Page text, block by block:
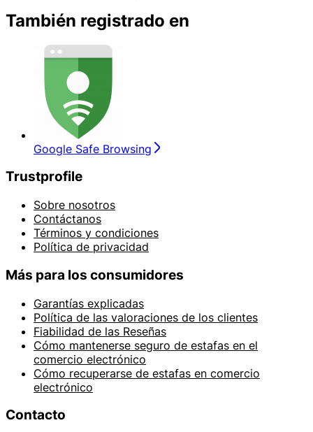
También registrado en
Google Safe Browsing
Trustprofile
Sobre nosotros
Contáctanos
Términos y condiciones
Política de privacidad
Más para los consumidores
Garantías explicadas
Política de las valoraciones de los clientes
Fiabilidad de las Reseñas
Cómo mantenerse seguro de estafas en el
comercio electrónico
Cómo recuperarse de estafas en comercio
electrónico
Contacto